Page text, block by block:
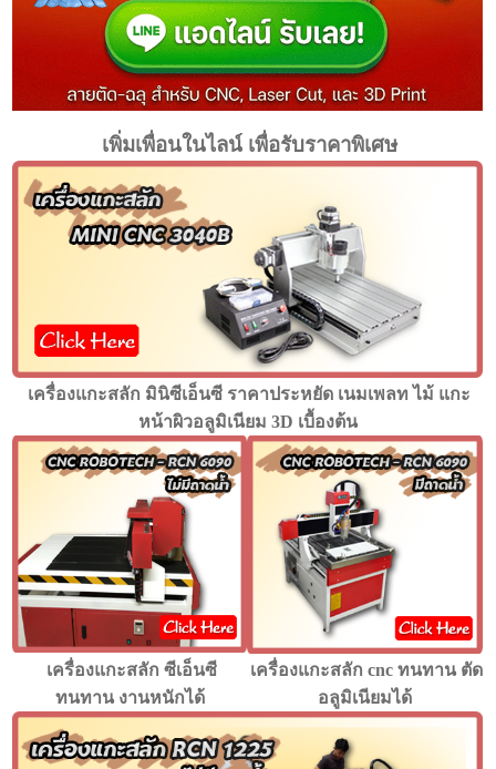
เพิ่มเพื่อนในไลน์ เพื่อรับราคาพิเศษ
เครื่องแกะสลัก มินิซีเอ็นซี ราคาประหยัด เนมเพลท ไม้ แกะ
หน้าผิวอลูมิเนียม 3D เบื้องต้น
เครื่องแกะสลัก ซีเอ็นซี
ทนทาน งานหนักได้
เครื่องแกะสลัก cnc ทนทาน ตัด
อลูมิเนียมได้